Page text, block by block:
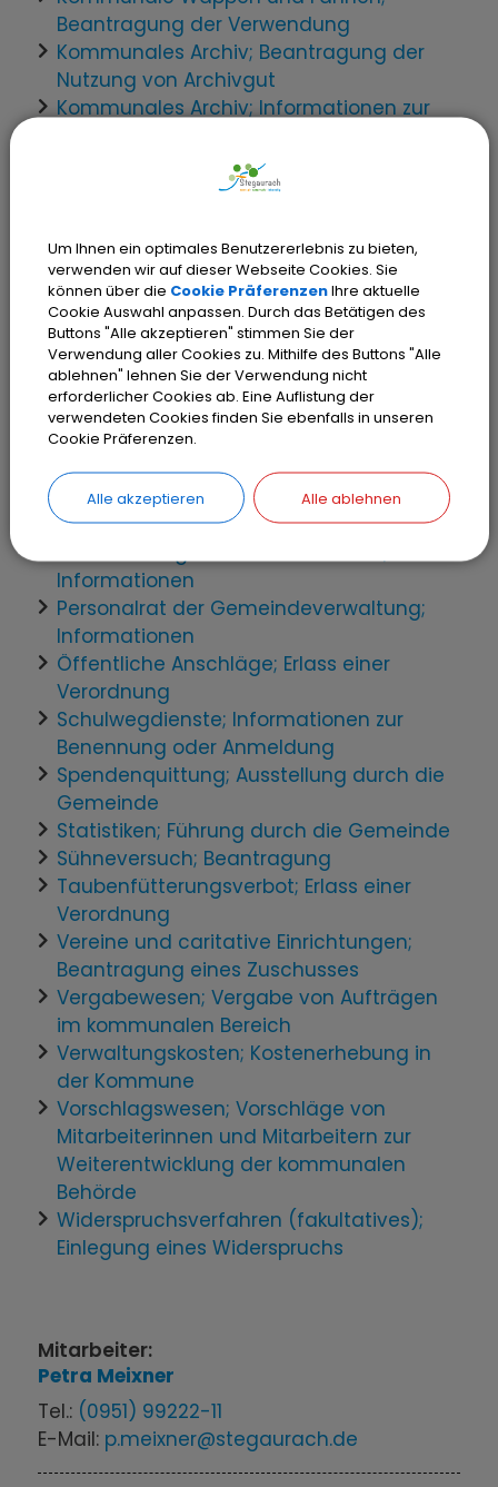
Beantragung der Verwendung
Kommunales Archiv; Beantragung der
Nutzung von Archivgut
Kommunales Archiv; Informationen zur
Kommunales Behördennetz; Betrieb
Informationen
Kommunikation mit Kommunen;
Übermittlung von Nachrichten und
Dokumenten
Lärmschutz; Erlass einer Verordnung
Offene Verwaltungsdaten von
Kommunen; Abruf
Öffentlicher Raum; Meldung eines
Schadens bei der Gemeinde
Ortsrecht; Erlass von Satzungen und
Verordnungen
Informationen
Personalrat der Gemeindeverwaltung;
Informationen
Öffentliche Anschläge; Erlass einer
Verordnung
Schulwegdienste; Informationen zur
Benennung oder Anmeldung
Spendenquittung; Ausstellung durch die
Gemeinde
Statistiken; Führung durch die Gemeinde
Sühneversuch; Beantragung
Taubenfütterungsverbot; Erlass einer
Verordnung
Vereine und caritative Einrichtungen;
Beantragung eines Zuschusses
Vergabewesen; Vergabe von Aufträgen
im kommunalen Bereich
Verwaltungskosten; Kostenerhebung in
der Kommune
Vorschlagswesen; Vorschläge von
Mitarbeiterinnen und Mitarbeitern zur
Weiterentwicklung der kommunalen
Behörde
Widerspruchsverfahren (fakultatives);
Einlegung eines Widerspruchs
Mitarbeiter:
Petra Meixner
Tel.: (0951) 99222-11
E-Mail: p.meixner@stegaurach.de
Um Ihnen ein optimales Benutzererlebnis zu bieten,
verwenden wir auf dieser Webseite Cookies. Sie
können über die Cookie PräferenzenIhre aktuelle
Cookie Auswahl anpassen. Durch das Betätigen des
Buttons "Alle akzeptieren" stimmen Sie der
Verwendung aller Cookies zu. Mithilfe des Buttons "Alle
ablehnen" lehnen Sie der Verwendung nicht
erforderlicher Cookies ab. Eine Auflistung der
verwendeten Cookies finden Sie ebenfalls in unseren
Cookie Präferenzen.
Alle akzeptieren Alle ablehnen